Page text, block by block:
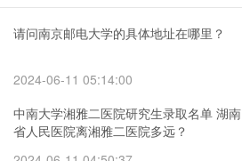
请问南京邮电大学的具体地址在哪里？
2024-06-11 05:14:00
中南大学湘雅二医院研究生录取名单 湖南
省人民医院离湘雅二医院多远？